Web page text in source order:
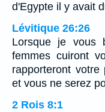
d'Egypte il y avait
Lévitique 26:26
Lorsque je vous
femmes cuiront
rapporteront
et vous ne serez
2 Rois 8:1